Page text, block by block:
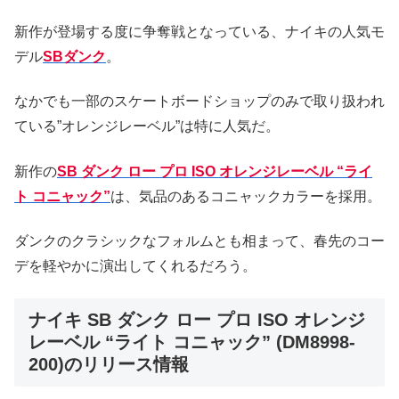
新作が登場する度に争奪戦となっている、ナイキの人気モ
デルSBダンク 。
なかでも一部のスケートボードショップのみで取り扱われ
ている”オレンジレーベル”は特に人気だ。
新作のSB ダンク ロー プロ ISO オレンジレーベル “ライ
ト コニャック”は、気品のあるコニャックカラーを採用。
ダンクのクラシックなフォルムとも相まって、春先のコー
デを軽やかに演出してくれるだろう。
ナイキ SB ダンク ロー プロ ISO オレンジ
レーベル “ライト コニャック” (DM8998-
200)のリリース情報